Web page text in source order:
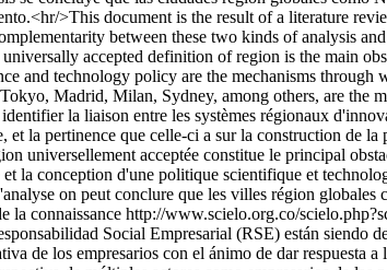
>This document is the result of a literature
between these two kinds of analysis
accepted definition of region is the main
and technology policy are the mechanisms
Madrid, Milan, Sydney, among others, are the
la liaison entre les systèmes régionaux
et la pertinence que celle-ci a sur la construction de
universellement acceptée constitue le principal
la conception d'une politique scientifique et
on peut conclure que les villes région
la connaissance http://www.scielo.org.co/
Social Empresarial (RSE) están
de los empresarios con el ánimo de dar respuesta